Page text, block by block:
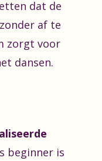
dat de
af te
zorgt voor
dansen.
beginner is